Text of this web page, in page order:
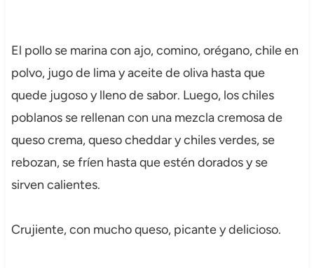
El pollo se marina con ajo, comino, orégano, chile en
polvo, jugo de lima y aceite de oliva hasta que
quede jugoso y lleno de sabor. Luego, los chiles
poblanos se rellenan con una mezcla cremosa de
queso crema, queso cheddar y chiles verdes, se
rebozan, se fríen hasta que estén dorados y se
sirven calientes.
Crujiente, con mucho queso, picante y delicioso.